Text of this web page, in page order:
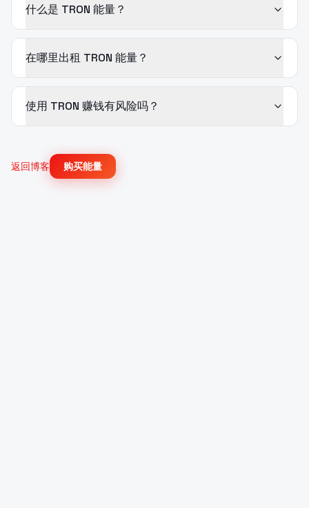
什么是 TRON 能量？
在哪里出租 TRON 能量？
使用 TRON 赚钱有风险吗？
返回博客 购买能量